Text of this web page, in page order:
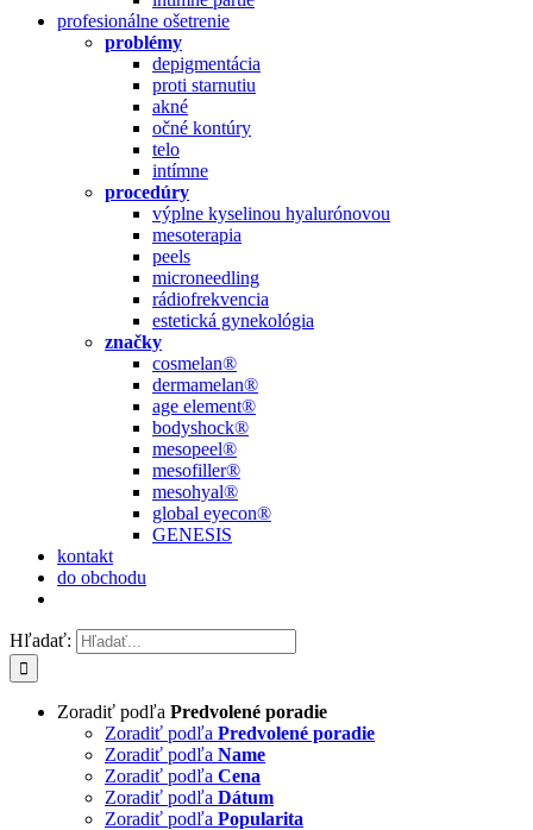
profesionálne ošetrenie
problémy
depigmentácia
proti starnutiu
akné
očné kontúry
telo
intímne
procedúry
výplne kyselinou hyalurónovou
mesoterapia
peels
microneedling
rádiofrekvencia
estetická gynekológia
značky
cosmelan®
dermamelan®
age element®
bodyshock®
mesopeel®
mesofiller®
mesohyal®
global eyecon®
GENESIS
kontakt
do obchodu
Hľadať:
Zoradiť podľa Predvolené poradie
Zoradiť podľa Predvolené poradie
Zoradiť podľa Name
Zoradiť podľa Cena
Zoradiť podľa Dátum
Zoradiť podľa Popularita